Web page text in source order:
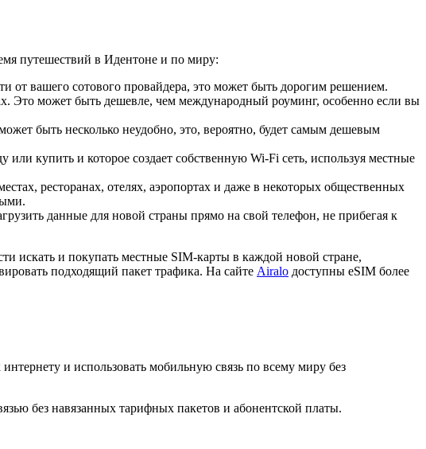
путешествий в Идентоне и по миру:
от вашего сотового провайдера, это может быть дорогим решением.
Это может быть дешевле, чем международный роуминг, особенно если вы
быть несколько неудобно, это, вероятно, будет самым дешевым
купить и которое создает собственную Wi-Fi сеть, используя местные
ресторанах, отелях, аэропортах и даже в некоторых общественных
данные для новой страны прямо на свой телефон, не прибегая к
искать и покупать местные SIM-карты в каждой новой стране,
подходящий пакет трафика. На сайте Airalo доступны eSIM более
и использовать мобильную связь по всему миру без
без навязанных тарифных пакетов и абонентской платы.